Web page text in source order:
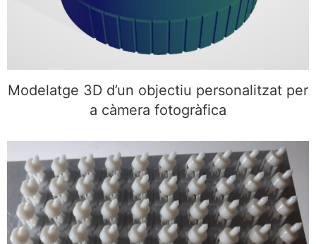
Modelatge 3D d’un objectiu personalitzat per
a càmera fotogràfica
Desenvolupament i impressió 3D de guies per a
sistemes publicitaris